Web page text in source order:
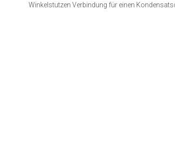
Winkelstutzen Verbindung für einen